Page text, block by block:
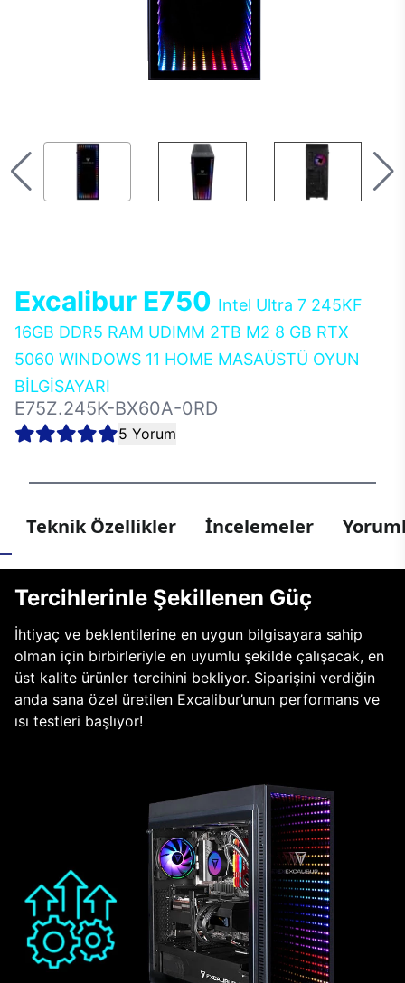
Excalibur E750 Intel Ultra 7 245KF
16GB DDR5 RAM UDIMM 2TB M2 8 GB RTX
5060 WINDOWS 11 HOME MASAÜSTÜ OYUN
BİLGİSAYARI
E75Z.245K-BX60A-0RD
5 Yorum
Teknik Özellikler İncelemeler
Tercihlerinle Şekillenen Güç
İhtiyaç ve beklentilerine en uygun bilgisayara sahip
olman için birbirleriyle en uyumlu şekilde çalışacak, en
üst kalite ürünler tercihini bekliyor. Siparişini verdiğin
anda sana özel üretilen Excalibur’unun performans ve
ısı testleri başlıyor!